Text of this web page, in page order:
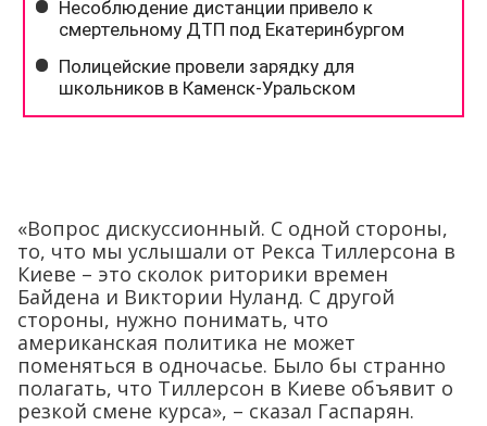
«Вопрос дискуссионный. С одной стороны,
то, что мы услышали от Рекса Тиллерсона в
Киеве – это сколок риторики времен
Байдена и Виктории Нуланд. С другой
стороны, нужно понимать, что
американская политика не может
поменяться в одночасье. Было бы странно
полагать, что Тиллерсон в Киеве объявит о
резкой смене курса», – сказал Гаспарян.